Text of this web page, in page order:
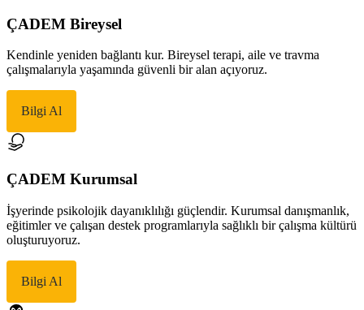
ÇADEM Bireysel
Kendinle yeniden bağlantı kur. Bireysel terapi, aile ve travma
çalışmalarıyla yaşamında güvenli bir alan açıyoruz.
Bilgi Al
ÇADEM Kurumsal
İşyerinde psikolojik dayanıklılığı güçlendir. Kurumsal danışmanlık,
eğitimler ve çalışan destek programlarıyla sağlıklı bir çalışma kültürü
oluşturuyoruz.
Bilgi Al